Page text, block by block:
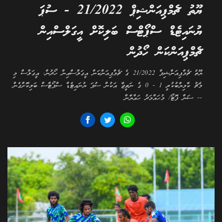
ޔޫތު ޗެމްޕިއަންޝިޕް 21/2022 - ސުޕަ
ޔުނައިޓެޑް ސްޕޯޓްސް ބަލިކޮށް އީގަލްސްއިން
ޗެމްޕިއަންކަން ހޯދުން
ޔޫތު ޗެމްޕިއަންޝިޕް 21/2022 ގެ ޗެމްޕިއަންކަން އީގަލްސްއިން ހޯދުން. އީގަލްސް މި
މެޗު ކާމިޔާބުކުރީ 1 - 0 ގެ ނަތީޖާ އަކުން ސުޕަ ޔުނައިޓެޑް ސްޕޯޓްސް ބަލިކޮށްގެން
-- ސަން ފޮޓޯ/ މުހައްމަދު ހައްޔާން